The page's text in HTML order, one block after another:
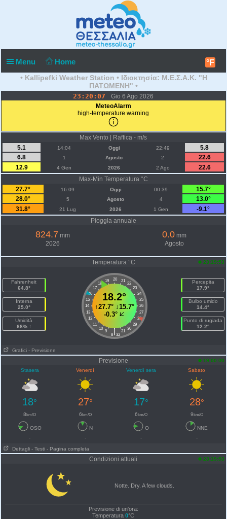
Menu Home °F
• Kallipefki Weather Station • Ιδιοκτησία: Μ.Ε.Σ.Α.Κ. "Η
ΠΑΤΩΜΕΝΗ" •
23:20:07
Gio 6 Ago 2026
MeteoAlarm
high-temperature warning
Max Vento | Raffica - m/s
5.1
14:04 Oggi 22:49
5.8
6.8
1 Agosto 2
22.6
12.9
4 Gen 2026 2 Ago
22.6
Max-Min Temperatura °C
27.7°
16:09 Oggi 00:39
15.7°
28.0°
5 Agosto 4
13.0°
31.8°
21 Lug 2026 1 Gen
-9.1°
Pioggia annuale
824.7 mm
2026
0.0mm
Agosto
Temperatura °C 23:19:53
Fahrenheit
64.8°
Interna
25.0°
Umidità
68% ↑
20
19 21
18
22
17
23
16
24
15
25
14
26
13
27
12
28
11
29
10
30
9 31
|
8 32
18.2°
↑27.7°↓15.7°
-0.3°
Percepita
17.9°
Bulbo umido
14.4°
Punto di rugiada
12.2°
Grafici - Previsione
Previsione
19:00:00
Stasera
Venerdì Venerdì sera Sabato
18° 27° 17° 28°
8km/O 6km/O 6km/O 9km/O
OSO N O
NNE
-
- -
-
Dettagli - Testi - Pagina completa
Condizioni attuali 23:19:53
Notte. Dry. A few clouds.
Previsione di un'ora:
Temperatura0°C